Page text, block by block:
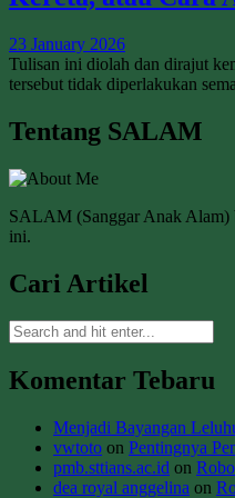
23 January 2026
Tulisan ini diolah dan dirajut
tersebut tidak diperlakukan
Tentang SALAM
SALAM (Sanggar Anak Alam)
ini.
Cari Artikel
Komentar Tebaru
Menjadi Bayangan
vwtoto on Pentingnya
pmb.sttians.ac.id on
dea royal anggelina on